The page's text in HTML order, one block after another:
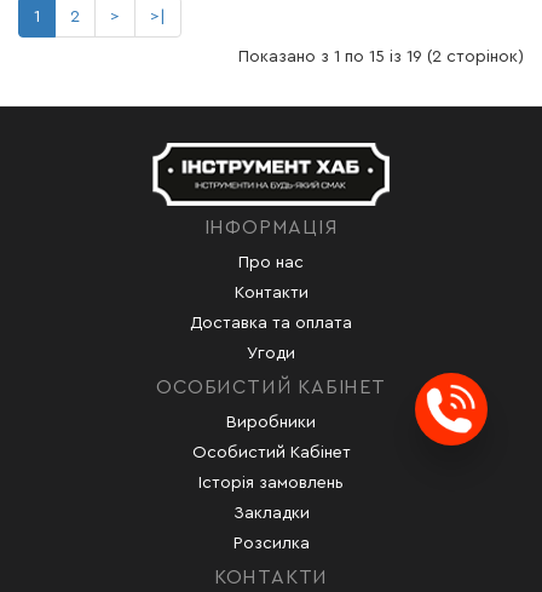
1 2 > >|
Показано з 1 по 15 із 19 (2 сторінок)
ІНФОРМАЦІЯ
Про нас
Контакти
Доставка та оплата
Угоди
ОСОБИСТИЙ КАБІНЕТ
Виробники
Особистий Кабінет
Історія замовлень
Закладки
Розсилка
КОНТАКТИ